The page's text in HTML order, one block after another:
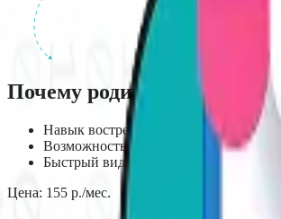
Почему родители
Навык востребован в digital-
Возможность первых заработков в 12-
Быстрый видимый результат
Цена: 155 р./мес.